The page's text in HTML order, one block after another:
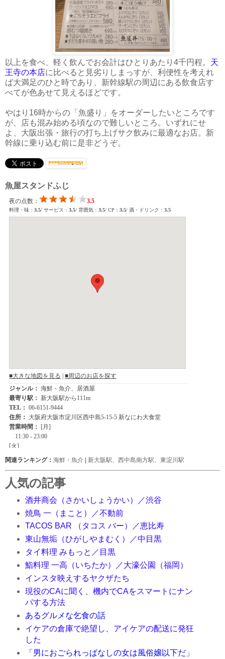
以上を食べ、軽く飲んでお会計はひとりあたり4千円程。 天
王寺の本店に比べると見劣りしまっすが、利便性を考えれ
ば大満足のひと時であり、新幹線駅の周辺にある飲食店す
べてが色あせて見えるほどです。
やはり16時からの「魚盛り」をオーダーしたいところです
が、店も混み始める頃なので難しいところ。いずれにせ
よ、大阪出張・旅行の打ち上げサク飲みに最適なお店。新
幹線に乗り込む前に是非どうぞ。
魚屋スタンドふじ
関連ランキング： 海鮮・魚介 | 新大阪駅 西中島南方駅 東淀川駅
人気の記事
酒井商会（さかいしょうかい）／渋谷
焼鳥 一（まこと）／不動前
TACOS BAR （タコス バー）／恵比寿
東山無垢（ひがしやまむく）／中目黒
タイ料理 みもっと／目黒
鮨料理 一高（いちたか）／大濠公園（福岡）
インスタ映えするヤクザたち
現役のCAに聞く、機内でCAをスマートにナン
パする方法
あるグルメな乞食の話
イケアの倉庫で絶望し、アイケアの配送に発狂
した
「男におごられっぱなしの女は風俗嬢以下だ」